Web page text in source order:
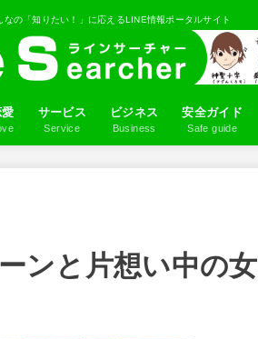
なの「知りたい！」に応えるLINE情報ポータルサイト
サービス
Service
ビジネス
Business
安全ガイド
Safe guide
ンと片想い中の女